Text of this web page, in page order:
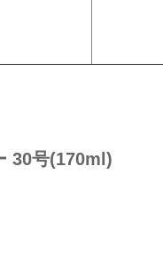
30号(170ml)